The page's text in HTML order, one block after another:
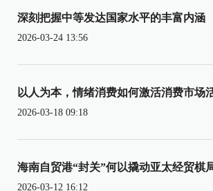
深刻把握中等发达国家水平的丰富内涵
2026-03-24 13:56
以人为本，情绪消费如何激活消费市场
2026-03-18 09:18
海南自贸港“封关”何以撬动亚太经贸棋
2026-03-12 16:12